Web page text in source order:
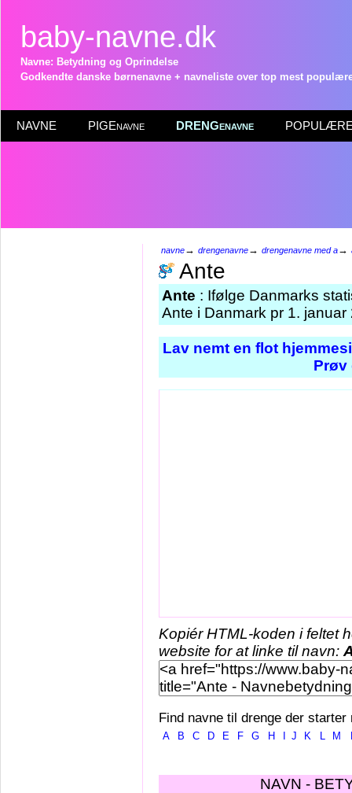
baby-navne.dk
Navne: Betydning og Oprindelse
Godkendte danske børnenavne + navneliste over top mest
NAVNE PIGEnavne DRENGenavne POPULÆRE
navne→ drengenavne→ drengenavne med a→
Ante
Ante : Ifølge Danmarks
Ante i Danmark pr 1. januar
Lav nemt en flot
Prøv
Kopiér HTML-koden i feltet
website for at linke til navn:
Find navne til drenge der starter
A B C D E F G H J K L M
NAVN -